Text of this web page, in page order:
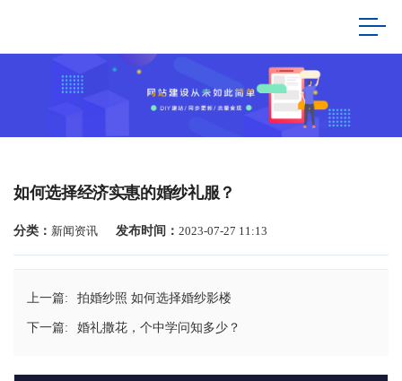
如何选择经济实惠的婚纱礼服？
分类： 新闻资讯 发布时间： 2023-07-27 11:13
上一篇: 拍婚纱照 如何选择婚纱影楼
下一篇: 婚礼撒花，个中学问知多少？